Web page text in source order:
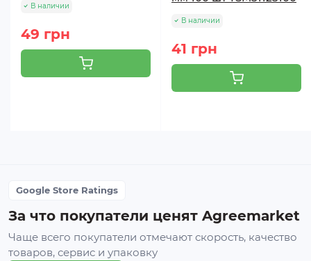
В наличии
49 грн
В наличии
41 грн
Google Store Ratings
За что покупатели ценят Agreemarket
Чаще всего покупатели отмечают скорость, качество
товаров, сервис и упаковку